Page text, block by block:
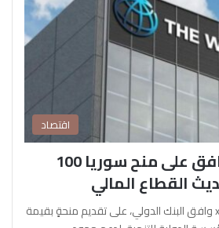
اقتصاد
البنك الدولي يوافق على منح سوريا 100
القطاع المالي
آفرين علو – xeber24.net وافق البنك الدولي، على تقديم منحةٍ بقيمة